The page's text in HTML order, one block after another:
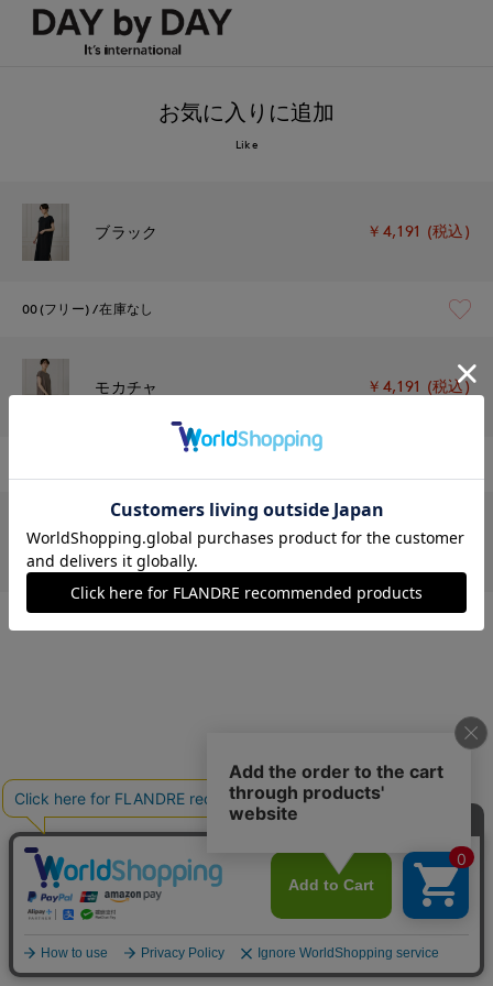
お気に入りに追加
Like
ブラック ￥4,191 (税込)
00(フリー) 在庫なし
モカチャ ￥4,191 (税込)
キンチャ ￥4,191 (税込)